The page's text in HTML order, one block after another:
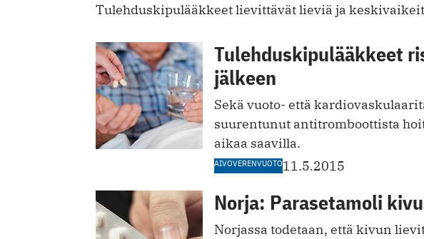
Tulehduskipulääkkeet lievittävät lieviä ja
Tulehduskipulääkkeet
jälkeen
Sekä vuoto- että
suurentunut antitromboottista
aikaa saavilla.
AIVOVERENVUOTO11.5.2015
Norja: Parasetamoli
Norjassa todetaan, että kivun